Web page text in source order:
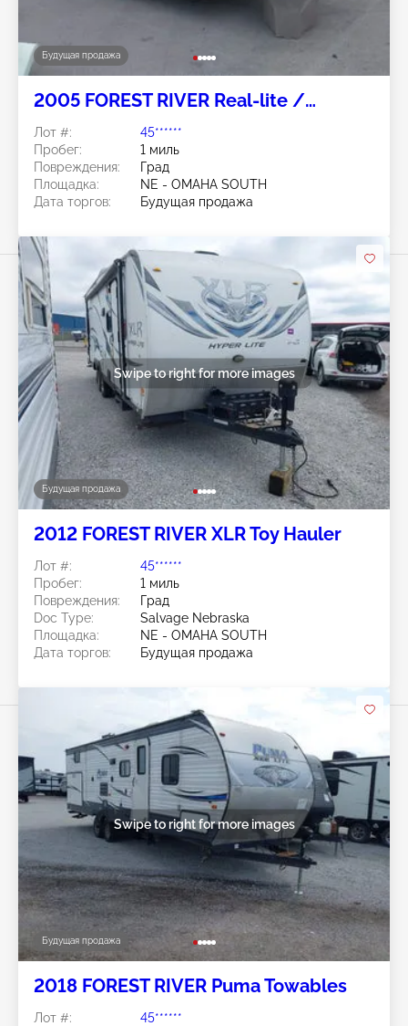
Будущая продажа
2005 FOREST RIVER Real-lite /
Лот #:
45******
Пробег:
1 миль
Повреждения:
Град
Площадка:
NE - OMAHA SOUTH
Дата торгов:
Будущая продажа
Будущая продажа
Swipe to right for more images
2012 FOREST RIVER XLR Toy Hauler
Лот #:
45******
Пробег:
1 миль
Повреждения:
Град
Doc Type:
Salvage Nebraska
Площадка:
NE - OMAHA SOUTH
Дата торгов:
Будущая продажа
Будущая продажа
Swipe to right for more images
2018 FOREST RIVER Puma Towables
Лот #:
45******